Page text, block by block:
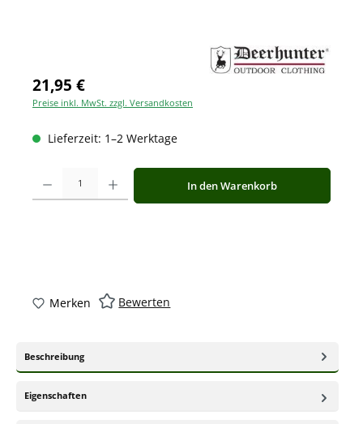
21,95 €
Preise inkl. MwSt. zzgl. Versandkosten
Lieferzeit: 1–2 Werktage
Produkt Anzahl: Gib den gewünschten Wert ein oder benutze die
In den Warenkorb
Merken Bewerten
Beschreibung
Eigenschaften